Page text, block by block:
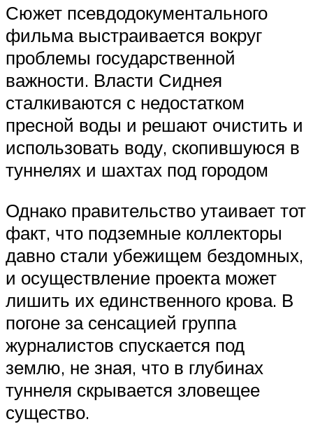
Сюжет псевдодокументального
фильма выстраивается вокруг
проблемы государственной
важности. Власти Сиднея
сталкиваются с недостатком
пресной воды и решают очистить и
использовать воду, скопившуюся в
туннелях и шахтах под городом
Однако правительство утаивает тот
факт, что подземные коллекторы
давно стали убежищем бездомных,
и осуществление проекта может
лишить их единственного крова. В
погоне за сенсацией группа
журналистов спускается под
землю, не зная, что в глубинах
туннеля скрывается зловещее
существо.